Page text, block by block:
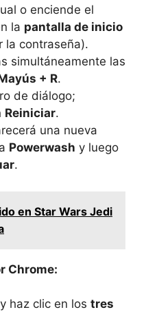
o enciende el
la pantalla de inicio
la contraseña).
simultáneamente las
+ R.
de diálogo;
Reiniciar.
una nueva
Powerwash y luego
.
en Star Wars Jedi
Chrome:
haz clic en los tres